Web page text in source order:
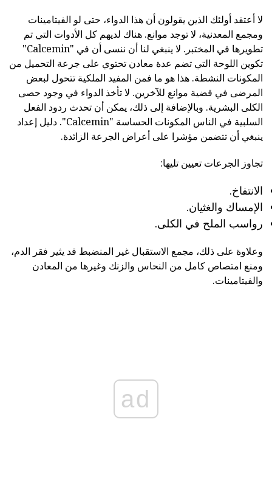
لا أعتقد أولئك الذين يقولون أن هذا الدواء، حتى لو الفيتامينات
ومجمع المعدنية، لا توجد موانع. هناك لديهم كل الأدوات التي تم
تطويرها في المختبر. لا ينبغي لنا أن ننسى أن في "Calcemin"
تكوين اللوحة التي تضم عدة معادن تحتوي على جرعة التحميل من
المكونات النشطة. هذا هو ما فمن المفيد الملكية تتحول لبعض
المرضى في قضية موانع للآخرين. لا تأخذ الدواء في وجود حصى
الكلى البشرية. وبالإضافة إلى ذلك، يمكن أن تحدث ردود الفعل
السلبية في الناس المكونات الحساسة "Calcemin". دليل إعداد
ينبغي أن تتضمن مؤشرا على أعراض الجرعة الزائدة.
تجاوز الجرعات تعيين تليها:
الانتفاخ.
الإمساك والغثيان.
رواسب الملح في الكلى.
وعلاوة على ذلك، مجمع الاستقبال غير المنضبط قد يثير فقر الدم،
ومنع امتصاص كامل من النحاس والزنك وغيرها من المعادن
والفيتامينات.
ad